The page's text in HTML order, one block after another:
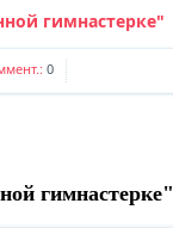
гимнастерке"
0
гимнастерке"